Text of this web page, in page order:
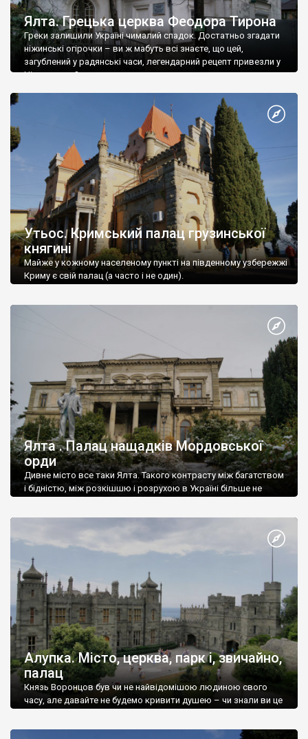
Ялта. Грецька церква Феодора Тирона
Греки залишили Україні чималий спадок. Достатньо згадати
ніжинські огірочки – ви ж мабуть всі знаєте, що цей,
загублений у радянські часи, легендарний рецепт привезли у
Ніжин греки?
Утьос. Кримський палац грузинської
княгині
Майже у кожному населеному пункті на південному узбережжі
Криму є свій палац (а часто і не один).
Ялта . Палац нащадків Мордовської
орди
Дивне місто все таки Ялта. Такого контрасту між багатством
і бідністю, між розкішшю і розрухою в Україні більше не
Алупка. Місто, церква, парк і, звичайно,
палац
Князь Воронцов був чи не найвідомішою людиною свого
часу, але давайте не будемо кривити душею – чи знали ви це